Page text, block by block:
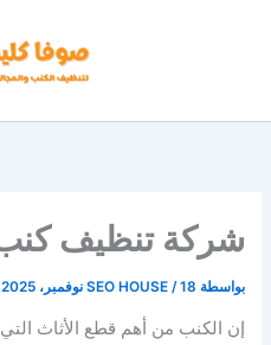
شركة تنظيف
بواسطة SEO HOUSE /18 نوفمبر، 2025
إن الكنب من أهم قطع الأثاث